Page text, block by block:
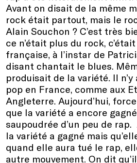
Avant on disait de la même
rock était partout, mais le
Alain Souchon ? C’est très
ce n’était plus du rock,
française, à l’instar de
disant chantait le blues.
produisait de la variété. Il
pop en France, comme aux
Angleterre. Aujourd’hui,
que la variété a encore
saupoudrée d’un peu de rap.
la variété a gagné mais
quand elle aura tué le rap,
autre mouvement. On dit